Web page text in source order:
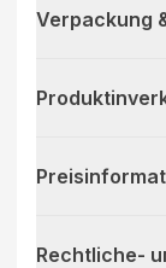
Verpackung
Rechtliche-